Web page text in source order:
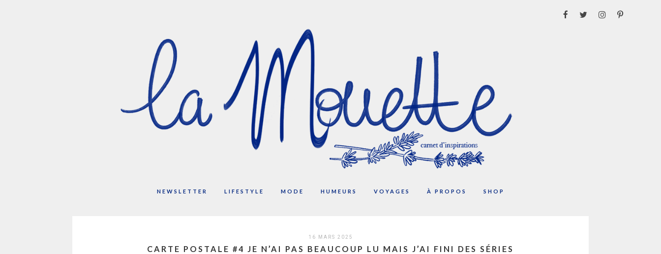
NEWSLETTER LIFESTYLE MODE HUMEURS VOYAGES À PROPOS SHOP
16 MARS 2025
CARTE POSTALE #4 JE N’AI PAS BEAUCOUP LU MAIS J’AI FINI DES SÉRIES